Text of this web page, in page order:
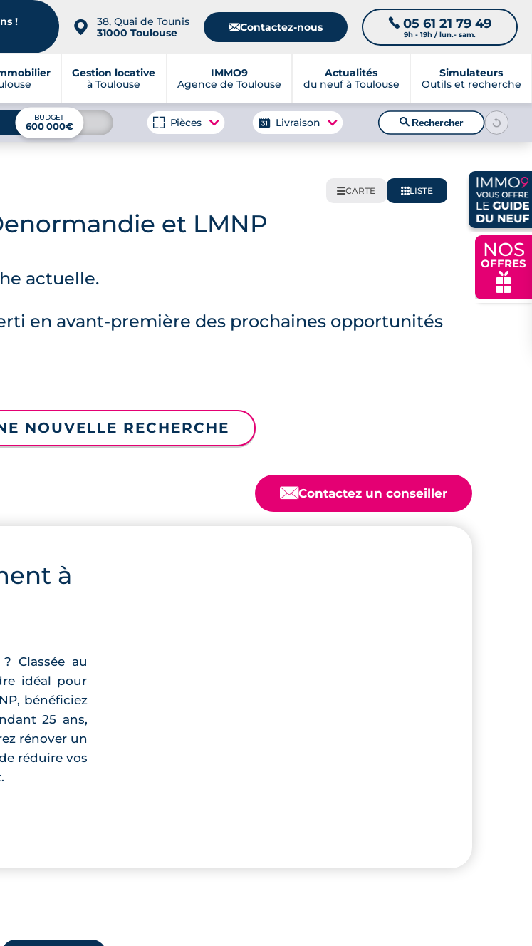
!
📍
38, Quai de Tounis
31000 Toulouse
📧Contactez-nous 📞 05 61 21 79 49
9h - 19h / lun.- sam.
Gestion locative
à Toulouse
IMMO9
Agence de Toulouse
Actualités
du neuf à Toulouse
Simulateurs
Outils et recherche
NOS
OFFRES
🎁
BUDGET
600 000€ Pièces Livraison 🔍Rechercher
🌍CARTE 📋LISTE
et LMNP
actuelle.
en avant-première des prochaines opportunités
NOUVELLE RECHERCHE
📧Contactez un conseiller
à
Classée au
idéal pour
bénéficiez
25 ans,
rénover un
réduire vos